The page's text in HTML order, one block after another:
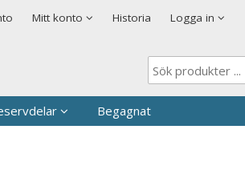
Mitt konto Historia Logga in
Begagnat